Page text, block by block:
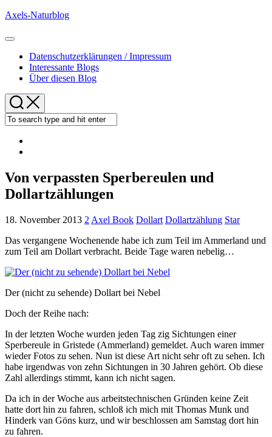
Skip
content
Axels-Naturblog
Expand
Datenschutzerklärungen / Impressum
Interessante Blogs
Über diesen Blog
Von verpassten Sperbereulen und
Dollartzählungen
18. November 2013 2 Axel Book Dollart Dollartzählung Star
Das vergangene Wochenende habe ich zum Teil im Ammerland und
zum Teil am Dollart verbracht. Beide Tage waren nebelig…
Der (nicht zu sehende) Dollart bei Nebel
Doch der Reihe nach:
In der letzten Woche wurden jeden Tag zig Sichtungen einer
Sperbereule in Gristede (Ammerland) gemeldet. Auch waren immer
wieder Fotos zu sehen. Nun ist diese Art nicht sehr oft zu sehen. Ich
habe irgendwas von zehn Sichtungen in 30 Jahren gehört. Ob diese
Zahl allerdings stimmt, kann ich nicht sagen.
Da ich in der Woche aus arbeitstechnischen Gründen keine Zeit
hatte dort hin zu fahren, schloß ich mich mit Thomas Munk und
Hinderk van Göns kurz, und wir beschlossen am Samstag dort hin
zu fahren.